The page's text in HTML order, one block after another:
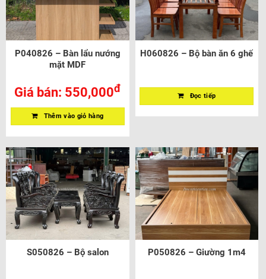
P040826 – Bàn lẩu nướng
mặt MDF
Giá bán: 550,000đ
Thêm vào giỏ hàng
H060826 – Bộ bàn ăn 6 ghế
Đọc tiếp
S050826 – Bộ salon P050826 – Giường 1m4